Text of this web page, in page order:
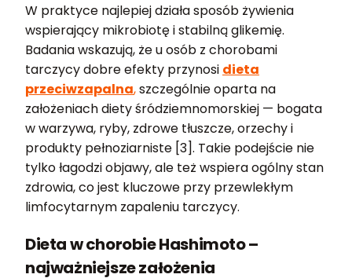
W praktyce najlepiej działa sposób żywienia
wspierający mikrobiotę i stabilną glikemię.
Badania wskazują, że u osób z chorobami
tarczycy dobre efekty przynosi dieta
przeciwzapalna,szczególnie oparta na
założeniach diety śródziemnomorskiej — bogata
w warzywa, ryby, zdrowe tłuszcze, orzechy i
produkty pełnoziarniste [3]. Takie podejście nie
tylko łagodzi objawy, ale też wspiera ogólny stan
zdrowia, co jest kluczowe przy przewlekłym
limfocytarnym zapaleniu tarczycy.
Dieta w chorobie Hashimoto –
najważniejsze założenia